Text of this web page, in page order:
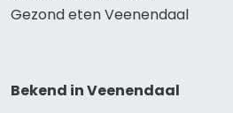
Gezond eten Veenendaal
Bekend in Veenendaal